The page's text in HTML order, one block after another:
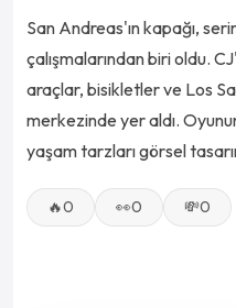
San Andreas'ın kapağı,
çalışmalarından biri oldu.
araçlar, bisikletler ve Los
merkezinde yer aldı.
yaşam tarzları görsel
🔥0 👀0 💸0